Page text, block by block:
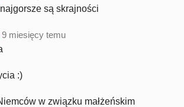
są skrajności
9 miesięcy temu
:)
w związku małżeńskim